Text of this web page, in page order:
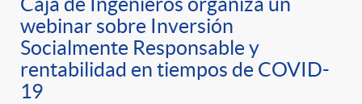
webinar sobre Inversión
Socialmente Responsable y
rentabilidad en tiempos de COVID-
19